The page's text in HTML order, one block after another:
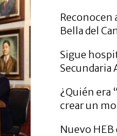
Reconocen
Bella del
Sigue
Secundaria
¿Quién era
crear un
Nuevo HEB